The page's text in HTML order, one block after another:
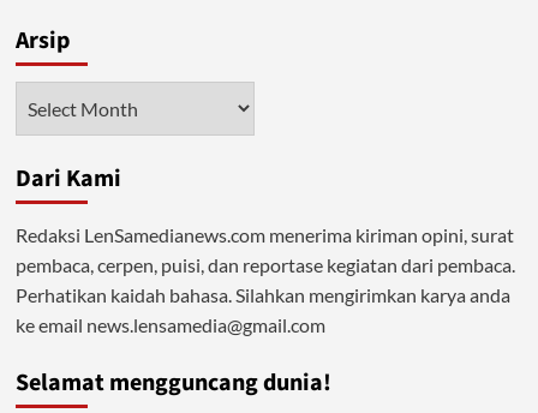
Ekonomi
Bukan
Rezim,
Sistem
Arsip
Dari Kami
Redaksi LenSamedianews.com menerima kiriman opini, surat
pembaca, cerpen, puisi, dan reportase kegiatan dari pembaca.
Perhatikan kaidah bahasa. Silahkan mengirimkan karya anda
ke email news.lensamedia@gmail.com
Selamat mengguncang dunia!